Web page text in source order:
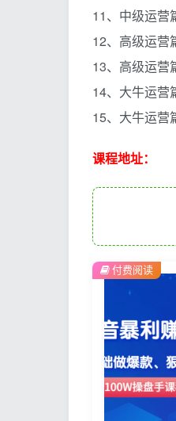
11、中级运营
12、高级运营
13、高级运营
14、大牛运营
15、大牛运营
课程地址：
付费阅读